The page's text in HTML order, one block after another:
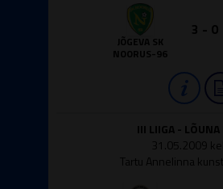
JÕGEVA SK
NOORUS-96
3 - 0
III LIIGA -
31.05.2009
Tartu Annelinna